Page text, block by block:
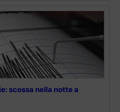
scossa nella notte a